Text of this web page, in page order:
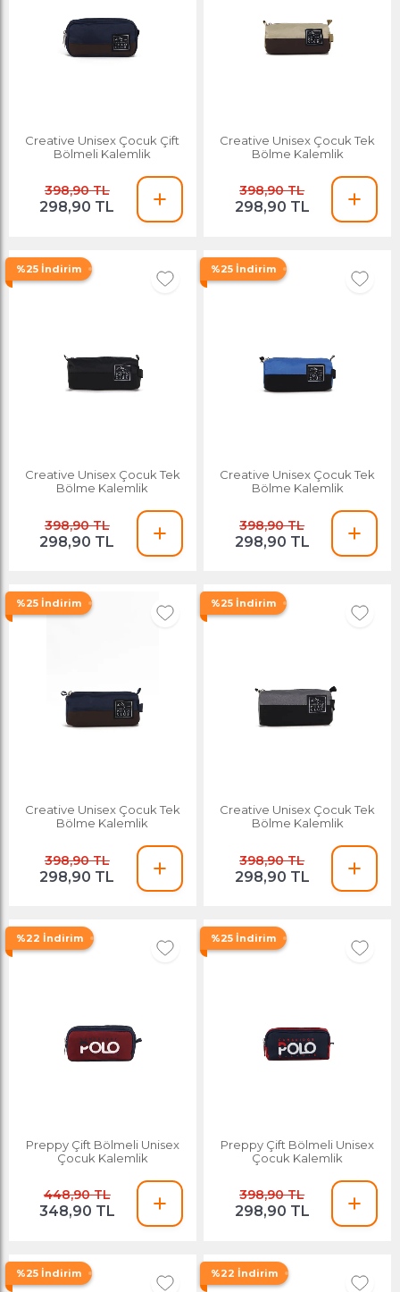
Creative Unisex Çocuk Çift
Bölmeli Kalemlik
398,90 TL
298,90 TL
Creative Unisex Çocuk Tek
Bölme Kalemlik
398,90 TL
298,90 TL
%25 İndirim
Creative Unisex Çocuk Tek
Bölme Kalemlik
398,90 TL
298,90 TL
%25 İndirim
Creative Unisex Çocuk Tek
Bölme Kalemlik
398,90 TL
298,90 TL
%25 İndirim
Creative Unisex Çocuk Tek
Bölme Kalemlik
398,90 TL
298,90 TL
%25 İndirim
Creative Unisex Çocuk Tek
Bölme Kalemlik
398,90 TL
298,90 TL
%22 İndirim
Preppy Çift Bölmeli Unisex
Çocuk Kalemlik
448,90 TL
348,90 TL
%25 İndirim
Preppy Çift Bölmeli Unisex
Çocuk Kalemlik
398,90 TL
298,90 TL
%25 İndirim %22 İndirim